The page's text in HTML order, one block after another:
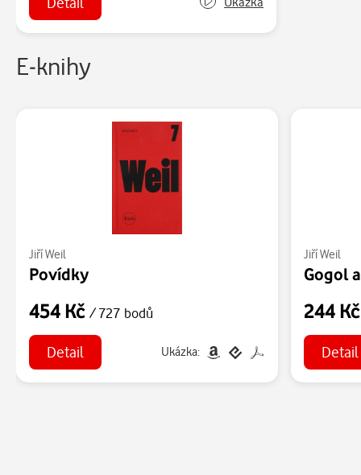
E-knihy
Jiří Weil
Povídky
454 Kč / 727 bodů
Detail Ukázka:
Jiří Weil
244
Detail